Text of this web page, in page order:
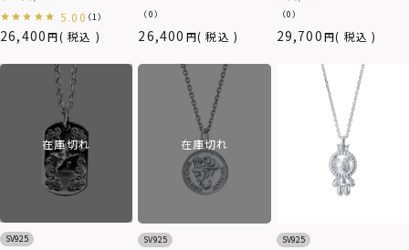
26,400 税込
5.00 （1）
26,400 税込
（0）
29,700 税込
（0）
在庫切れ
SV925
在庫切れ
SV925
SV925